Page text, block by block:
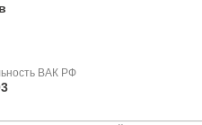
ВАК РФ